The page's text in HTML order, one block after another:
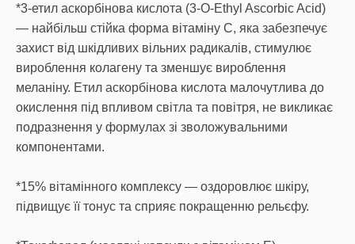
*3-етил аскорбінова кислота (3-O-Ethyl Ascorbic Acid)
— найбільш стійка форма вітаміну C, яка забезпечує
захист від шкідливих вільних радикалів, стимулює
вироблення колагену та зменшує вироблення
меланіну. Етил аскорбінова кислота малочутлива до
окислення під впливом світла та повітря, не викликає
подразнення у формулах зі зволожувальними
компонентами.
*15% вітамінного комплексу — оздоровлює шкіру,
підвищує її тонус та сприяє покращенню рельєфу.